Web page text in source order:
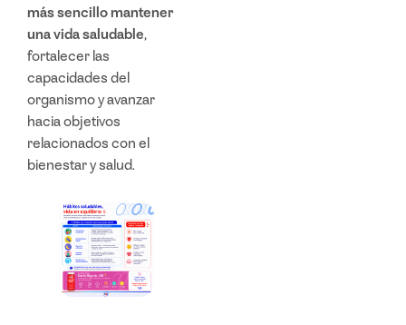
más sencillo mantener
unavida saludable,
fortalecer las
capacidades del
organismo y avanzar
hacia objetivos
relacionados con el
bienestar y salud.